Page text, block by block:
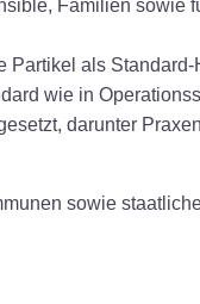
Familien sowie
Partikel als Standard-
wie in
darunter
sowie